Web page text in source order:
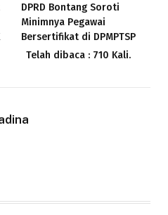
DPRD Bontang Soroti
Minimnya Pegawai
Bersertifikat di DPMPTSP
Telah dibaca : 710 Kali.